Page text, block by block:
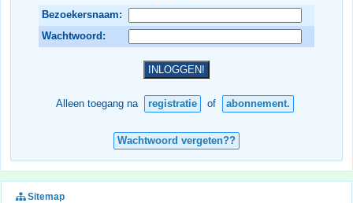
Bezoekersnaam:
Wachtwoord:
Alleen toegang na registratie of abonnement.
Wachtwoord vergeten??
Sitemap